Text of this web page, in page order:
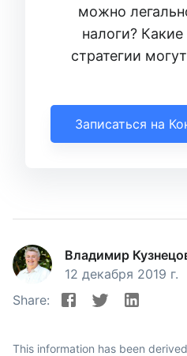
можно
налоги?
стратегии
Записаться на
Владимир
12 декабря 2019 г.
Share:
This information has been